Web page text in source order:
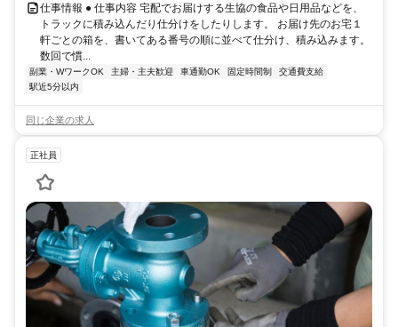
仕事情報 ● 仕事内容 宅配でお届けする生協の食品や日用品などを、
トラックに積み込んだり仕分けをしたりします。 お届け先のお宅１
軒ごとの箱を、書いてある番号の順に並べて仕分け、積み込みます。
数回で慣...
副業・WワークOK 主婦・主夫歓迎 車通勤OK 固定時間制
交通費支給
駅近5分以内
同じ企業の求人
正社員